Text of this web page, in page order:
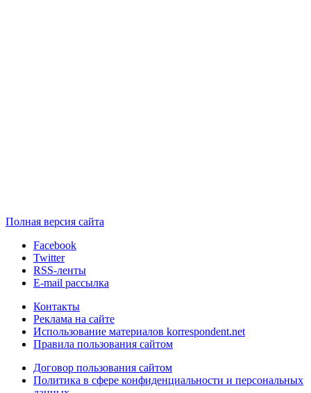
Полная версия сайта
Facebook
Twitter
RSS-ленты
E-mail рассылка
Контакты
Реклама на сайте
Использование материалов korrespondent.net
Правила пользования сайтом
Договор пользования сайтом
Политика в сфере конфиденциальности и персональных